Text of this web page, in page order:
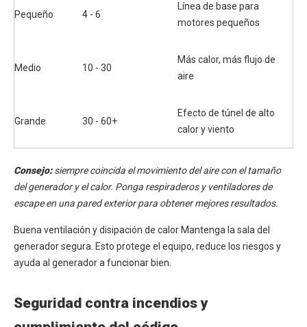
Pequeño 4 - 6
Línea de base para
motores pequeños
Medio 10 - 30
Más calor, más flujo de
aire
Grande 30 - 60+
Efecto de túnel de alto
calor y viento
Consejo:siempre coincida el movimiento del aire con el tamaño
del generador y el calor. Ponga respiraderos y ventiladores de
escape en una pared exterior para obtener mejores resultados.
Buena ventilación y disipación de calor Mantenga la sala del
generador segura. Esto protege el equipo, reduce los riesgos y
ayuda al generador a funcionar bien.
Seguridad contra incendios y